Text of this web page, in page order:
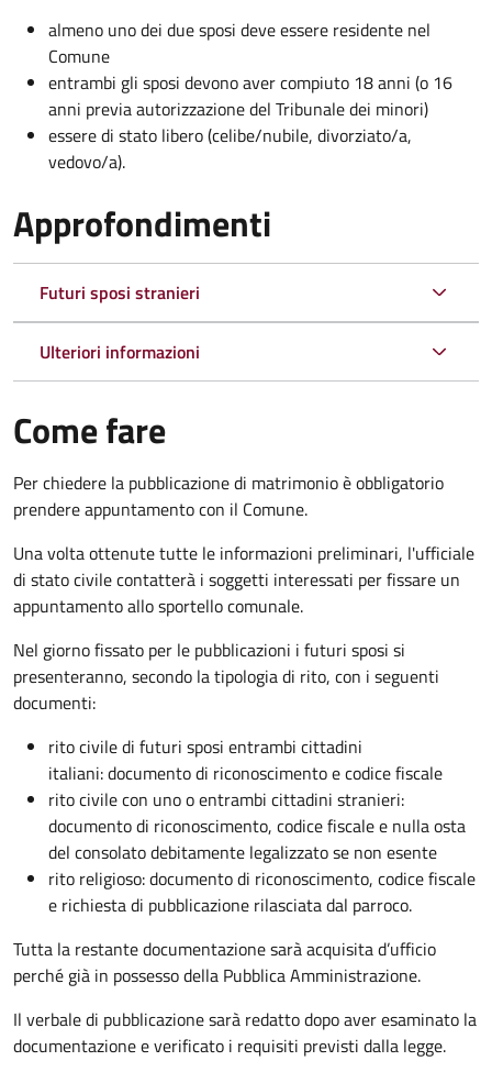
almeno uno dei due sposi deve essere residente nel
Comune
entrambi gli sposi devono aver compiuto 18 anni (o 16
anni previa autorizzazione del Tribunale dei minori)
essere di stato libero (celibe/nubile, divorziato/a,
vedovo/a).
Approfondimenti
Futuri sposi stranieri
Ulteriori informazioni
Come fare
Per chiedere la pubblicazione di matrimonio è obbligatorio
prendere appuntamento con il Comune.
Una volta ottenute tutte le informazioni preliminari, l'ufficiale
di stato civile contatterà i soggetti interessati per fissare un
appuntamento allo sportello comunale.
Nel giorno fissato per le pubblicazioni i futuri sposi si
presenteranno, secondo la tipologia di rito, con i seguenti
documenti:
rito civile di futuri sposi entrambi cittadini
italiani: documento di riconoscimento e codice fiscale
rito civile con uno o entrambi cittadini stranieri:
documento di riconoscimento, codice fiscale e nulla osta
del consolato debitamente legalizzato se non esente
rito religioso: documento di riconoscimento, codice fiscale
e richiesta di pubblicazione rilasciata dal parroco.
Tutta la restante documentazione sarà acquisita d’ufficio
perché già in possesso della Pubblica Amministrazione.
Il verbale di pubblicazione sarà redatto dopo aver esaminato la
documentazione e verificato i requisiti previsti dalla legge.